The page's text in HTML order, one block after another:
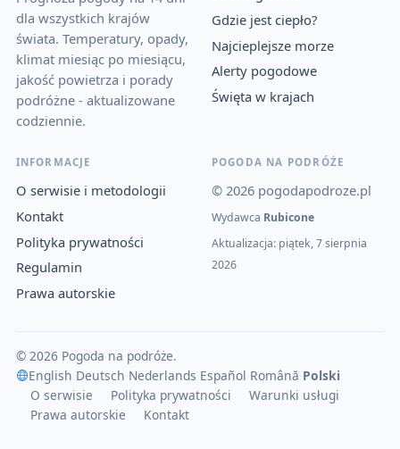
dla wszystkich krajów
świata. Temperatury, opady,
klimat miesiąc po miesiącu,
jakość powietrza i porady
podróżne - aktualizowane
codziennie.
Gdzie jest ciepło?
Najcieplejsze morze
Alerty pogodowe
Święta w krajach
INFORMACJE
O serwisie i metodologii
Kontakt
Polityka prywatności
Regulamin
Prawa autorskie
POGODA NA PODRÓŻE
© 2026 pogodapodroze.pl
Wydawca Rubicone
Aktualizacja: piątek, 7 sierpnia
2026
© 2026 Pogoda na podróże.
English Deutsch Nederlands Español Română Polski
O serwisie
Polityka prywatności
Warunki usługi
Prawa autorskie
Kontakt